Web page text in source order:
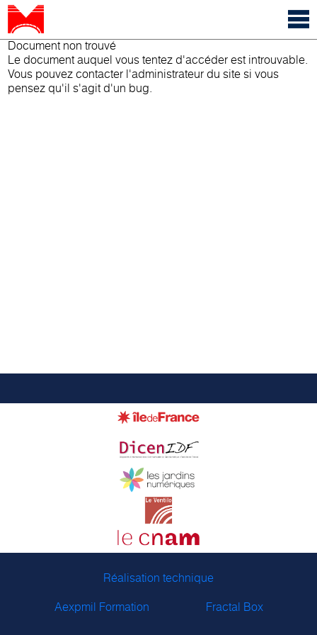
Document non trouvé
Le document auquel vous tentez d'accéder est introuvable.
Vous pouvez contacter l'administrateur du site si vous
pensez qu'il s'agit d'un bug.
Réalisation technique
Aexpmil Formation Fractal Box